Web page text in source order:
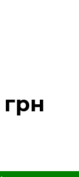
грн